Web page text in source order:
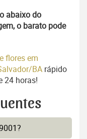
abaixo do
o barato pode
flores em
BA rápido
24 horas!